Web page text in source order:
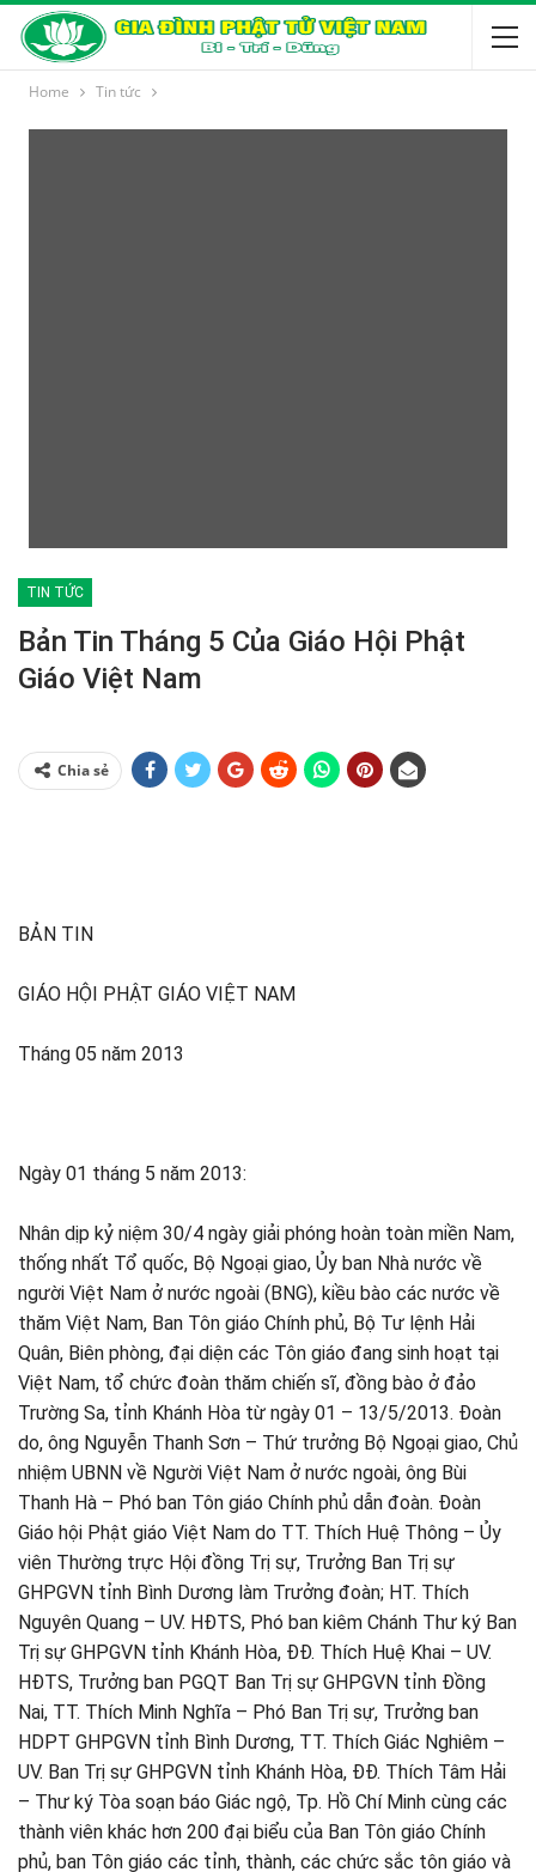
Home Tin tức
TIN TỨC
Bản Tin Tháng 5 Của Giáo Hội Phật
Giáo Việt Nam
Chia sẻ
BẢN TIN
GIÁO HỘI PHẬT GIÁO VIỆT NAM
Tháng 05 năm 2013
Ngày 01 tháng 5 năm 2013:
Nhân dịp kỷ niệm 30/4 ngày giải phóng hoàn toàn miền Nam,
thống nhất Tổ quốc, Bộ Ngoại giao, Ủy ban Nhà nước về
người Việt Nam ở nước ngoài (BNG), kiều bào các nước về
thăm Việt Nam, Ban Tôn giáo Chính phủ, Bộ Tư lệnh Hải
Quân, Biên phòng, đại diện các Tôn giáo đang sinh hoạt tại
Việt Nam, tổ chức đoàn thăm chiến sĩ, đồng bào ở đảo
Trường Sa, tỉnh Khánh Hòa từ ngày 01 – 13/5/2013. Đoàn
do, ông Nguyễn Thanh Sơn – Thứ trưởng Bộ Ngoại giao, Chủ
nhiệm UBNN về Người Việt Nam ở nước ngoài, ông Bùi
Thanh Hà – Phó ban Tôn giáo Chính phủ dẫn đoàn. Đoàn
Giáo hội Phật giáo Việt Nam do TT. Thích Huệ Thông – Ủy
viên Thường trực Hội đồng Trị sự, Trưởng Ban Trị sự
GHPGVN tỉnh Bình Dương làm Trưởng đoàn; HT. Thích
Nguyên Quang – UV. HĐTS, Phó ban kiêm Chánh Thư ký Ban
Trị sự GHPGVN tỉnh Khánh Hòa, ĐĐ. Thích Huệ Khai – UV.
HĐTS, Trưởng ban PGQT Ban Trị sự GHPGVN tỉnh Đồng
Nai, TT. Thích Minh Nghĩa – Phó Ban Trị sự, Trưởng ban
HDPT GHPGVN tỉnh Bình Dương, TT. Thích Giác Nghiêm –
UV. Ban Trị sự GHPGVN tỉnh Khánh Hòa, ĐĐ. Thích Tâm Hải
– Thư ký Tòa soạn báo Giác ngộ, Tp. Hồ Chí Minh cùng các
thành viên khác hơn 200 đại biểu của Ban Tôn giáo Chính
phủ, ban Tôn giáo các tỉnh, thành, các chức sắc tôn giáo và